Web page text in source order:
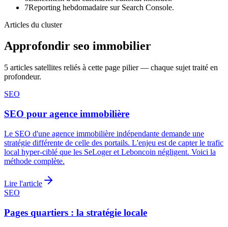
7Reporting hebdomadaire sur Search Console.
Articles du cluster
Approfondir seo immobilier
5 articles satellites reliés à cette page pilier — chaque sujet traité en
profondeur.
SEO
SEO pour agence immobilière
Le SEO d'une agence immobilière indépendante demande une
stratégie différente de celle des portails. L'enjeu est de capter le trafic
local hyper-ciblé que les SeLoger et Leboncoin négligent. Voici la
méthode complète.
Lire l'article
SEO
Pages quartiers : la stratégie locale